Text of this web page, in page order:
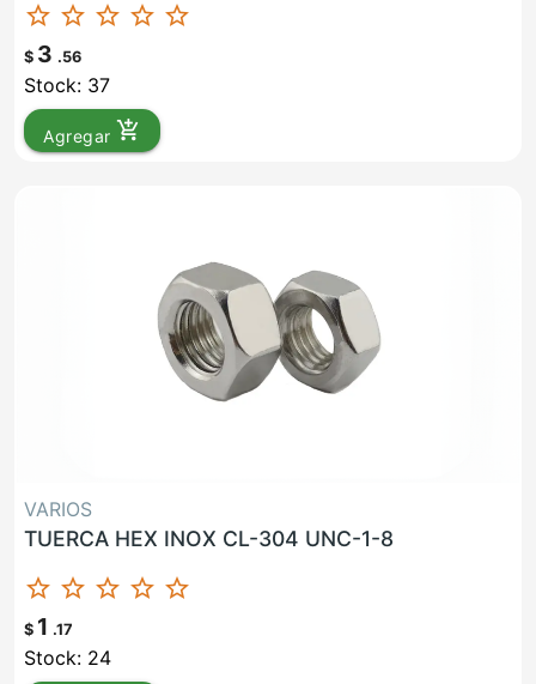
star_border star_border star_border star_border star_border
$ 3 .56
Stock: 37
Agregar add_shopping_cart
VARIOS
TUERCA HEX INOX CL-304 UNC-1-8
star_border star_border star_border star_border star_border
$ 1 .17
Stock: 24